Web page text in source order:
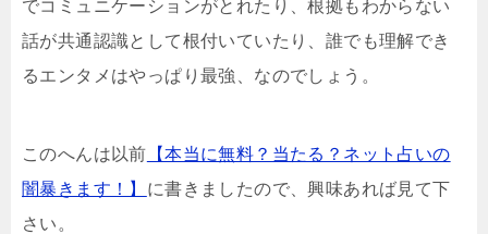
でコミュニケーションがとれたり、根拠もわからない
話が共通認識として根付いていたり、誰でも理解でき
るエンタメはやっぱり最強、なのでしょう。
このへんは以前 【本当に無料？当たる？ネット占いの
闇暴きます！】 に書きましたので、興味あれば見て下
さい。